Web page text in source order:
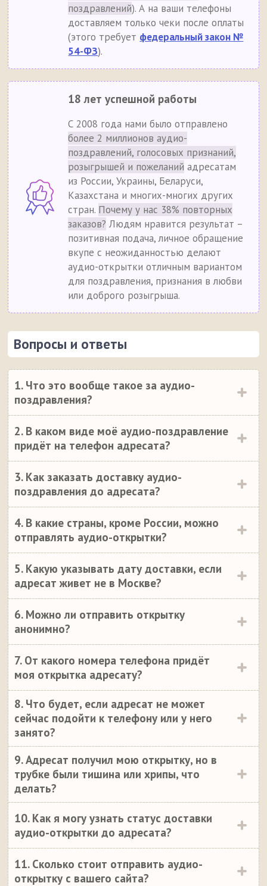
поздравлений). А на ваши телефоны
доставляем только чеки после оплаты
(этого требует федеральный закон №
54-ФЗ).
18 лет успешной работы
С 2008 года нами было отправлено
более 2 миллионов аудио-
поздравлений, голосовых признаний,
розыгрышей и пожеланий адресатам
из России, Украины, Беларуси,
Казахстана и многих-многих других
стран. Почему у нас 38% повторных
заказов? Людям нравится результат –
позитивная подача, личное обращение
вкупе с неожиданностью делают
аудио-открытки отличным вариантом
для поздравления, признания в любви
или доброго розыгрыша.
Вопросы и ответы
1. Что это вообще такое за аудио-
поздравления?
2. В каком виде моё аудио-поздравление
придёт на телефон адресата?
3. Как заказать доставку аудио-
поздравления до адресата?
4. В какие страны, кроме России, можно
отправлять аудио-открытки?
5. Какую указывать дату доставки, если
адресат живет не в Москве?
6. Можно ли отправить открытку
анонимно?
7. От какого номера телефона придёт
моя открытка адресату?
8. Что будет, если адресат не может
сейчас подойти к телефону или у него
занято?
9. Адресат получил мою открытку, но в
трубке были тишина или хрипы, что
делать?
10. Как я могу узнать статус доставки
аудио-открытки до адресата?
11. Сколько стоит отправить аудио-
открытку с вашего сайта?